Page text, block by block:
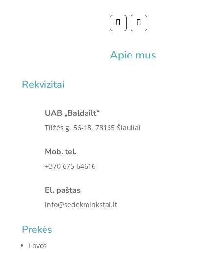
Apie mus
Rekvizitai
UAB „Baldailt“
Tilžės g. 56-18, 78165 Šiauliai
Mob. tel.
+370 675 64616
El. paštas
info@sedekminkstai.lt
Prekės
Lovos